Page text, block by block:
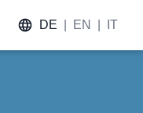
DE EN IT